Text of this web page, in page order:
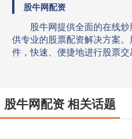
股牛网配资
股牛网提供全面的在线
供专业的股票配资解决方案
件，快速、便捷地进行股票交
股牛网配资 相关话题